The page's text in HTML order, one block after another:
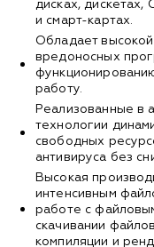
дисках,
и смарт-картах.
Обладает
вредоносных
работу.
Реализованные в
технологии
свободных
антивируса без
Высокая
интенсивным
работе с
скачивании
компиляции и